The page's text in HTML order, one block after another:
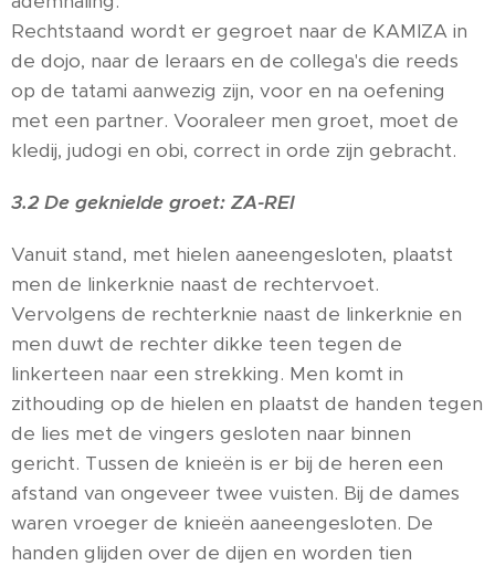
Rechtstaand wordt er gegroet naar de KAMIZA in
de dojo, naar de leraars en de collega's die reeds
op de tatami aanwezig zijn, voor en na oefening
met een partner. Vooraleer men groet, moet de
kledij, judogi en obi, correct in orde zijn gebracht.
3.2 De geknielde groet: ZA-REI
Vanuit stand, met hielen aaneengesloten, plaatst
men de linkerknie naast de rechtervoet.
Vervolgens de rechterknie naast de linkerknie en
men duwt de rechter dikke teen tegen de
linkerteen naar een strekking. Men komt in
zithouding op de hielen en plaatst de handen tegen
de lies met de vingers gesloten naar binnen
gericht. Tussen de knieën is er bij de heren een
afstand van ongeveer twee vuisten. Bij de dames
waren vroeger de knieën aaneengesloten. De
handen glijden over de dijen en worden tien